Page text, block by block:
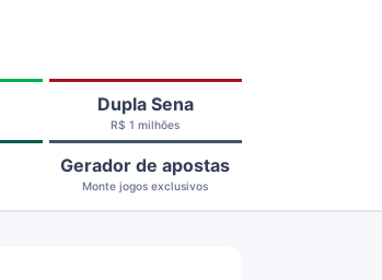
Dupla Sena
R$ 1 milhões
Gerador de apostas
Monte jogos exclusivos